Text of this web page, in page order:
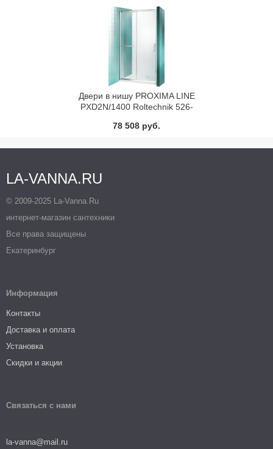
Двери в нишу PROXIMA LINE
PXD2N/1400 Roltechnik 526-
78 508 руб.
LA-VANNA.RU
© 2009-2025 La-Vanna.Ru
интернет-магазин сантехники
Все права защищены
Екатеринбург
Информация
Контакты
Доставка и оплата
Установка
Скидки и акции
Связаться с нами
la-vanna@mail.ru